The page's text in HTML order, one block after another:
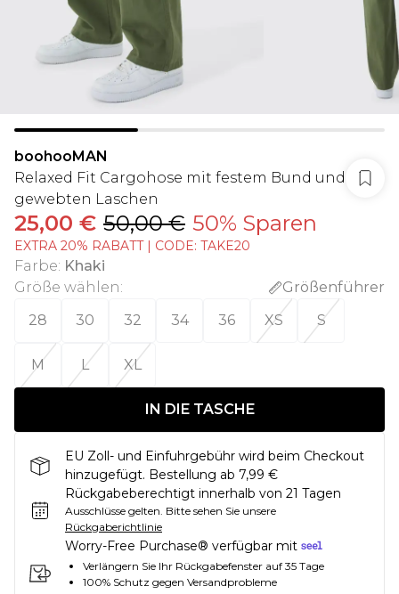
boohooMAN
Relaxed Fit Cargohose mit festem Bund und
gewebten Laschen
25,00 € 50,00 € 50% Sparen
EXTRA 20% RABATT | CODE: TAKE20
Farbe: Khaki
Größe wählen:
Größenführer
28
30 32 34 36 XS S
M L XL
IN DIE TASCHE
EU Zoll- und Einfuhrgebühr wird beim Checkout
hinzugefügt. Bestellung ab 7,99 €
Rückgabeberechtigt innerhalb von 21 Tagen
Ausschlüsse gelten. Bitte sehen Sie unsere
Rückgaberichtlinie
Worry-Free Purchase® verfügbar mit
Verlängern Sie Ihr Rückgabefenster auf 35 Tage
100% Schutz gegen Versandprobleme